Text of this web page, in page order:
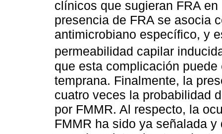
clínicos que sugieran FRA
presencia de FRA se asocia
antimicrobiano específico, y
permeabilidad capilar
que esta complicación
temprana. Finalmente, la
cuatro veces la probabilidad
por FMMR. Al respecto, la
FMMR ha sido ya señalada